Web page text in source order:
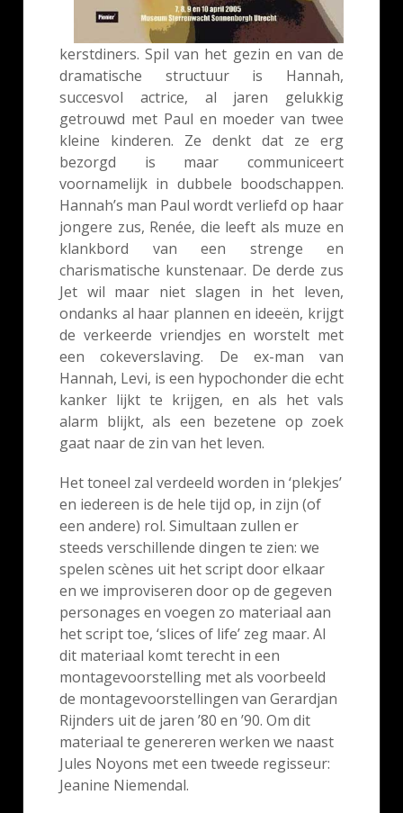
kerstdiners. Spil van het gezin en van de
dramatische structuur is Hannah,
succesvol actrice, al jaren gelukkig
getrouwd met Paul en moeder van twee
kleine kinderen. Ze denkt dat ze erg
bezorgd is maar communiceert
voornamelijk in dubbele boodschappen.
Hannah’s man Paul wordt verliefd op haar
jongere zus, Renée, die leeft als muze en
klankbord van een strenge en
charismatische kunstenaar. De derde zus
Jet wil maar niet slagen in het leven,
ondanks al haar plannen en ideeën, krijgt
de verkeerde vriendjes en worstelt met
een cokeverslaving. De ex-man van
Hannah, Levi, is een hypochonder die echt
kanker lijkt te krijgen, en als het vals
alarm blijkt, als een bezetene op zoek
gaat naar de zin van het leven.
Het toneel zal verdeeld worden in ‘plekjes’
en iedereen is de hele tijd op, in zijn (of
een andere) rol. Simultaan zullen er
steeds verschillende dingen te zien: we
spelen scènes uit het script door elkaar
en we improviseren door op de gegeven
personages en voegen zo materiaal aan
het script toe, ‘slices of life’ zeg maar. Al
dit materiaal komt terecht in een
montagevoorstelling met als voorbeeld
de montagevoorstellingen van Gerardjan
Rijnders uit de jaren ’80 en ’90. Om dit
materiaal te genereren werken we naast
Jules Noyons met een tweede regisseur:
Jeanine Niemendal.